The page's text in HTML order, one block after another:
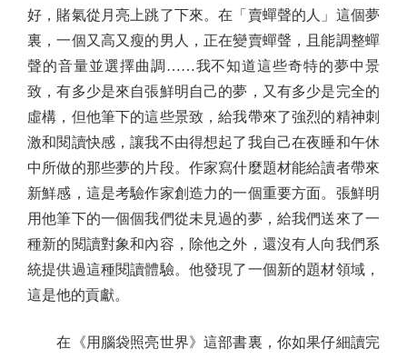
好，賭氣從月亮上跳了下來。在「賣蟬聲的人」這個夢
裏，一個又高又瘦的男人，正在變賣蟬聲，且能調整蟬
聲的音量並選擇曲調……我不知道這些奇特的夢中景
致，有多少是來自張鮮明自己的夢，又有多少是完全的
虛構，但他筆下的這些景致，給我帶來了強烈的精神刺
激和閱讀快感，讓我不由得想起了我自己在夜睡和午休
中所做的那些夢的片段。作家寫什麼題材能給讀者帶來
新鮮感，這是考驗作家創造力的一個重要方面。張鮮明
用他筆下的一個個我們從未見過的夢，給我們送來了一
種新的閱讀對象和內容，除他之外，還沒有人向我們系
統提供過這種閱讀體驗。他發現了一個新的題材領域，
這是他的貢獻。
在《用腦袋照亮世界》這部書裏，你如果仔細讀完